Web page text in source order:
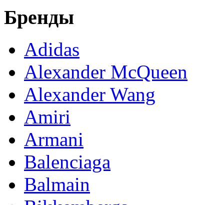
Бренды
Adidas
Alexander McQueen
Alexander Wang
Amiri
Armani
Balenciaga
Balmain